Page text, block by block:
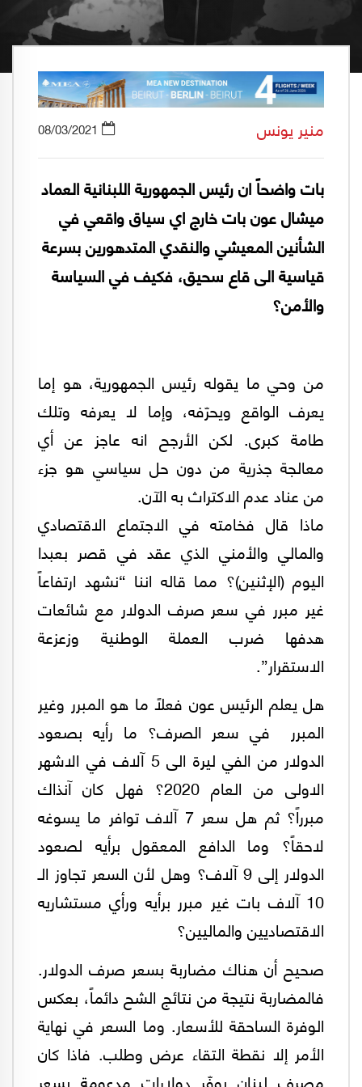
منير يونس 08/03/2021
بات واضحاً ان رئيس الجمهورية اللبنانية العماد
ميشال عون بات خارج اي سياق واقعي في
الشأنين المعيشي والنقدي المتدهورين بسرعة
قياسية الى قاع سحيق، فكيف في السياسة
والأمن؟
من وحي ما يقوله رئيس الجمهورية، هو إما
يعرف الواقع ويحرّفه، وإما لا يعرفه وتلك
طامة كبرى. لكن الأرجح انه عاجز عن أي
معالجة جذرية من دون حل سياسي هو جزء
من عناد عدم الاكتراث به الآن.
ماذا قال فخامته في الاجتماع الاقتصادي
والمالي والأمني الذي عقد في قصر بعبدا
اليوم (الإثنين)؟ مما قاله اننا “نشهد ارتفاعاً
غير مبرر في سعر صرف الدولار مع شائعات
هدفها ضرب العملة الوطنية وزعزعة
الاستقرار”.
هل يعلم الرئيس عون فعلاً ما هو المبرر وغير
المبرر في سعر الصرف؟ ما رأيه بصعود
الدولار من الفي ليرة الى 5 آلاف في الاشهر
الاولى من العام 2020؟ فهل كان آنذاك
مبرراً؟ ثم هل سعر 7 آلاف توافر ما يسوغه
لاحقاً؟ وما الدافع المعقول برأيه لصعود
الدولار إلى 9 آلاف؟ وهل لأن السعر تجاوز الـ
10 آلاف بات غير مبرر برأيه ورأي مستشاريه
الاقتصاديين والماليين؟
صحيح أن هناك مضاربة بسعر صرف الدولار.
فالمضاربة نتيجة من نتائج الشح دائماً، بعكس
الوفرة الساحقة للأسعار. وما السعر في نهاية
الأمر إلا نقطة التقاء عرض وطلب. فاذا كان
مصرف لبنان يوفّر دولارات مدعومة بسعر